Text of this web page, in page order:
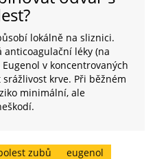
lokálně na sliznici.
léky (na
v koncentrovaných
krve. Při běžném
minimální, ale
zubů
eugenol